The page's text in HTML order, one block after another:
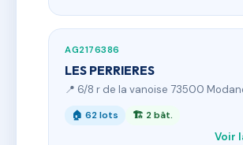
AG2176386
LES PERRIERES
📍 6/8 r de la vanoise 73500
🏠 62 lots 🏗 2 bât.
Voir